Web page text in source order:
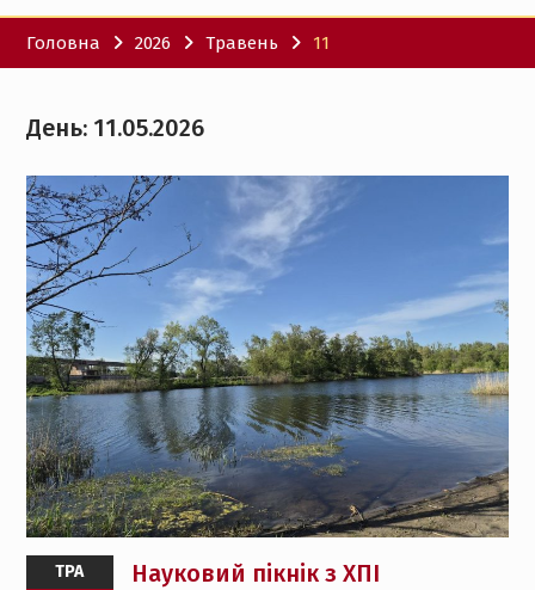
Головна 2026 Травень 11
День: 11.05.2026
ТРА Науковий пікнік з ХПІ